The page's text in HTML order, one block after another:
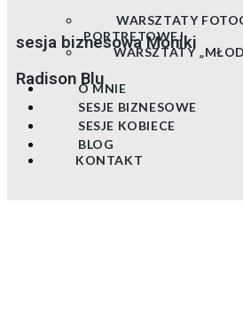
WARSZTATY
PORTRETOWEJ
WARSZTATY
O MNIE
SESJE BIZNESOWE
SESJE KOBIECE
BLOG
KONTAKT
sesja biznesowa Moniki
Radison Blu